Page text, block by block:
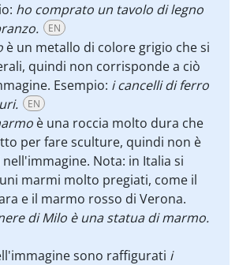
ho comprato un tavolo di legno
EN
è un metallo di colore grigio che si
quindi non corrisponde a ciò
Esempio: i cancelli di ferro
EN
è una roccia molto dura che
per fare sculture, quindi non è
Nota: in Italia si
marmi molto pregiati, come il
e il marmo rosso di Verona.
di Milo è una statua di marmo.
sono raffigurati i